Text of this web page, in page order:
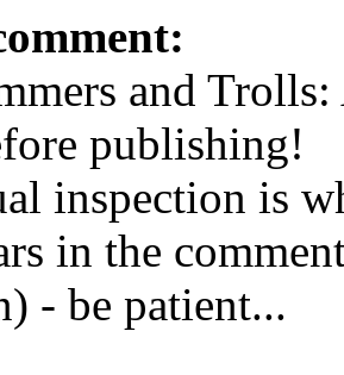
and
publishing!
inspection is
in the
- be patient...